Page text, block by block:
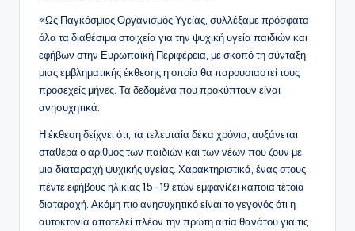
«Ως Παγκόσμιος Οργανισμός Υγείας, συλλέξαμε πρόσφατα
όλα τα διαθέσιμα στοιχεία για την ψυχική υγεία παιδιών και
εφήβων στην Ευρωπαϊκή Περιφέρεια, με σκοπό τη σύνταξη
μιας εμβληματικής έκθεσης η οποία θα παρουσιαστεί τους
προσεχείς μήνες. Τα δεδομένα που προκύπτουν είναι
ανησυχητικά.
Η έκθεση δείχνει ότι, τα τελευταία δέκα χρόνια, αυξάνεται
σταθερά ο αριθμός των παιδιών και των νέων που ζουν με
μια διαταραχή ψυχικής υγείας. Χαρακτηριστικά, ένας στους
πέντε εφήβους ηλικίας 15-19 ετών εμφανίζει κάποια τέτοια
διαταραχή. Ακόμη πιο ανησυχητικό είναι το γεγονός ότι η
αυτοκτονία αποτελεί πλέον την πρώτη αιτία θανάτου για τις